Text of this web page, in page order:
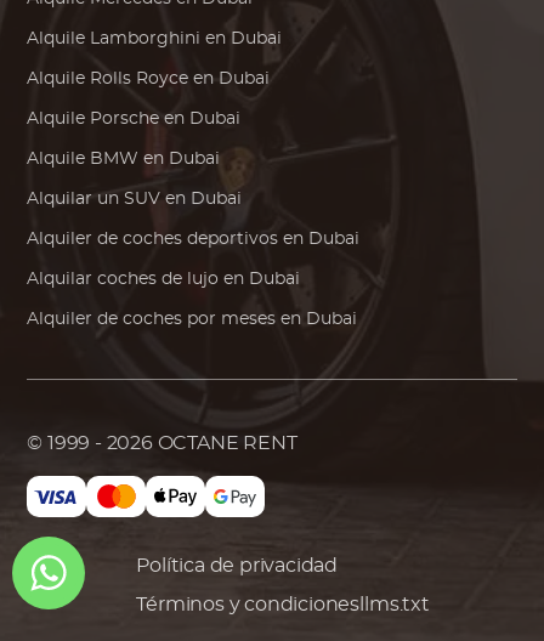
Alquile Lamborghini en Dubai
Alquile Rolls Royce en Dubai
Alquile Porsche en Dubai
Alquile BMW en Dubai
Alquilar un SUV en Dubai
Alquiler de coches deportivos en Dubai
Alquilar coches de lujo en Dubai
Alquiler de coches por meses en Dubai
© 1999 - 2026 OCTANE RENT
Política de privacidad
Términos y condiciones llms.txt